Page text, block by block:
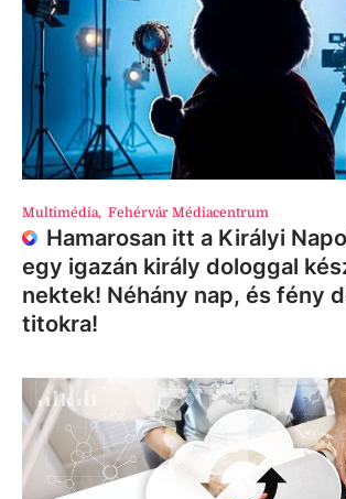
Multimédia, Fehérvár Médiacentrum
Hamarosan itt a Királyi
egy igazán király dologgal
nektek! Néhány nap, és fény
titokra!